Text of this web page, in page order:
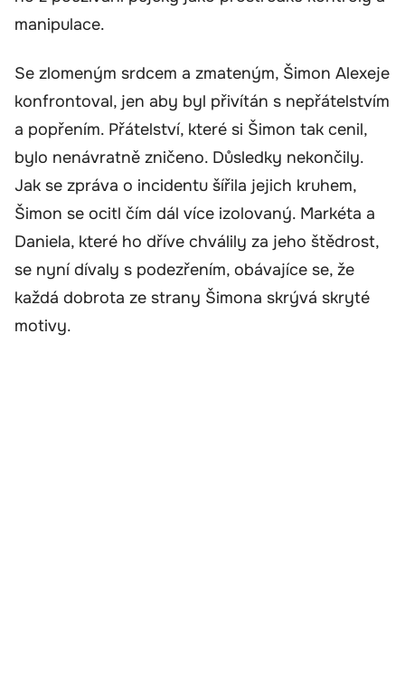
manipulace.
Se zlomeným srdcem a zmateným, Šimon Alexeje
konfrontoval, jen aby byl přivítán s nepřátelstvím
a popřením. Přátelství, které si Šimon tak cenil,
bylo nenávratně zničeno. Důsledky nekončily.
Jak se zpráva o incidentu šířila jejich kruhem,
Šimon se ocitl čím dál více izolovaný. Markéta a
Daniela, které ho dříve chválily za jeho štědrost,
se nyní dívaly s podezřením, obávajíce se, že
každá dobrota ze strany Šimona skrývá skryté
motivy.